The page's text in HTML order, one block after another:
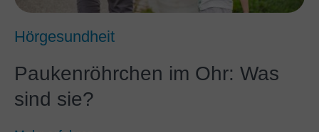
Hörgesundheit
Paukenröhrchen im Ohr: Was
sind sie?